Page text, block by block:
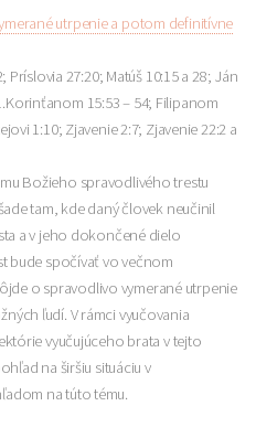
utrpenie a potom definitívne
Príslovia 27:20; Matúš 10:15 a 28; Ján
15:53 – 54; Filipanom
1:10; Zjavenie 2:7; Zjavenie 22:2 a
Božieho spravodlivého trestu
tam, kde daný človek neučinil
a v jeho dokončené dielo
bude spočívať vo večnom
o spravodlivo vymerané utrpenie
ľudí. V rámci vyučovania
vyučujúceho brata v tejto
na širšiu situáciu v
na túto tému.